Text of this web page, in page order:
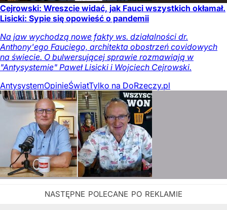
Cejrowski: Wreszcie widać, jak Fauci wszystkich okłamał.
Lisicki: Sypie się opowieść o pandemii
Na jaw wychodzą nowe fakty ws. działalności dr.
Anthony'ego Fauciego, architekta obostrzeń covidowych
na świecie. O bulwersującej sprawie rozmawiają w
"Antysystemie" Paweł Lisicki i Wojciech Cejrowski.
AntysystemOpinieŚwiatTylko na DoRzeczy.pl